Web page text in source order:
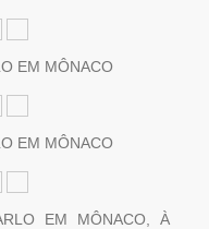
EM MÔNACO
EM MÔNACO
EM MÔNACO, À